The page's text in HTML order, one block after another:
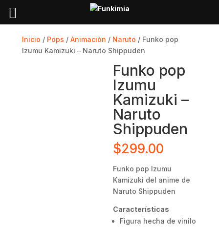
Inicio / Pops / Animación / Naruto / Funko pop
Izumu Kamizuki – Naruto Shippuden
Funko pop
Izumu
Kamizuki –
Naruto
Shippuden
$299.00
Funko pop Izumu
Kamizuki del anime de
Naruto Shippuden
Características
Figura hecha de vinilo